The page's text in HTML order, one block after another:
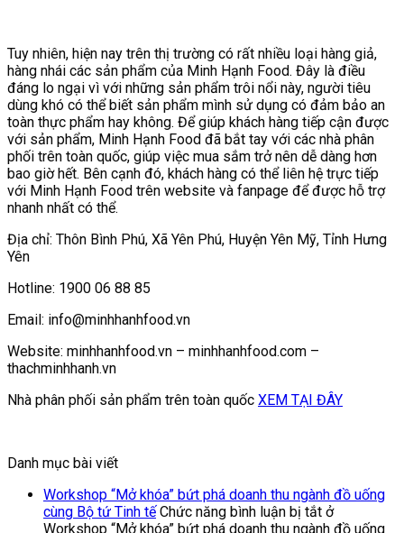
Tuy nhiên, hiện nay trên thị trường có rất nhiều loại hàng giả,
hàng nhái các sản phẩm của Minh Hạnh Food. Đây là điều
đáng lo ngại vì với những sản phẩm trôi nổi này, người tiêu
dùng khó có thể biết sản phẩm mình sử dụng có đảm bảo an
toàn thực phẩm hay không. Để giúp khách hàng tiếp cận được
với sản phẩm, Minh Hạnh Food đã bắt tay với các nhà phân
phối trên toàn quốc, giúp việc mua sắm trở nên dễ dàng hơn
bao giờ hết. Bên cạnh đó, khách hàng có thể liên hệ trực tiếp
với Minh Hạnh Food trên website và fanpage để được hỗ trợ
nhanh nhất có thể.
Địa chỉ: Thôn Bình Phú, Xã Yên Phú, Huyện Yên Mỹ, Tỉnh Hưng
Yên
Hotline: 1900 06 88 85
Email: info@minhhanhfood.vn
Website: minhhanhfood.vn – minhhanhfood.com –
thachminhhanh.vn
Nhà phân phối sản phẩm trên toàn quốc XEM TẠI ĐÂY
Danh mục bài viết
Workshop “Mở khóa” bứt phá doanh thu ngành đồ uống
cùng Bộ tứ Tinh tế Chức năng bình luận bị tắt ở
Workshop “Mở khóa” bứt phá doanh thu ngành đồ uống